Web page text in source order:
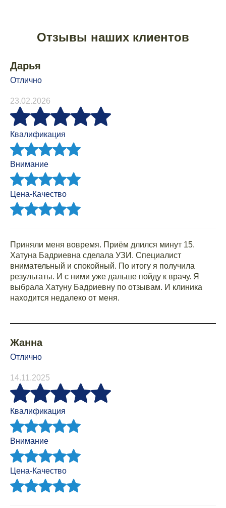
Отзывы наших клиентов
Дарья
Отлично
23.02.2026
Квалификация
Внимание
Цена-Качество
Приняли меня вовремя. Приём длился минут 15.
Хатуна Бадриевна сделала УЗИ. Специалист
внимательный и спокойный. По итогу я получила
результаты. И с ними уже дальше пойду к врачу. Я
выбрала Хатуну Бадриевну по отзывам. И клиника
находится недалеко от меня.
Жанна
Отлично
14.11.2025
Квалификация
Внимание
Цена-Качество